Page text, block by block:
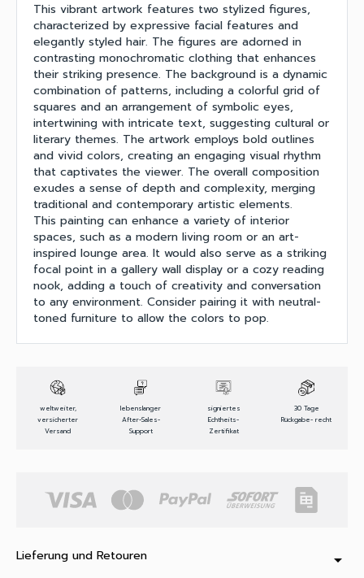
This vibrant artwork features two stylized figures,
characterized by expressive facial features and
elegantly styled hair. The figures are adorned in
contrasting monochromatic clothing that enhances
their striking presence. The background is a dynamic
combination of patterns, including a colorful grid of
squares and an arrangement of symbolic eyes,
intertwining with intricate text, suggesting cultural or
literary themes. The artwork employs bold outlines
and vivid colors, creating an engaging visual rhythm
that captivates the viewer. The overall composition
exudes a sense of depth and complexity, merging
traditional and contemporary artistic elements.
This painting can enhance a variety of interior
spaces, such as a modern living room or an art-
inspired lounge area. It would also serve as a striking
focal point in a gallery wall display or a cozy reading
nook, adding a touch of creativity and conversation
to any environment. Consider pairing it with neutral-
toned furniture to allow the colors to pop.
weltweiter,
versicherter
Versand
lebenslanger
After-Sales-
Support
signiertes
Echtheits-
Zertifikat
30 Tage
Rückgabe- recht
Lieferung und Retouren arrow_drop_down